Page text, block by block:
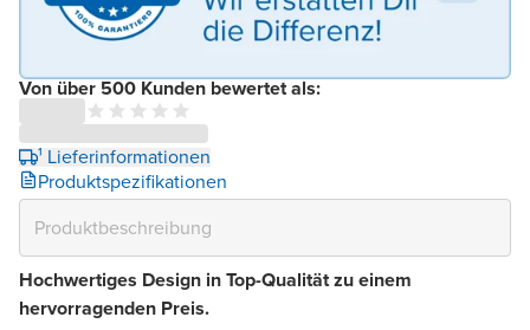
Von über 500 Kunden bewertet als:
¹ Lieferinformationen
Produktspezifikationen
Hochwertiges Design in Top-Qualität zu einem
hervorragenden Preis.